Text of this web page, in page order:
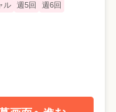
ル 週5回
週6回